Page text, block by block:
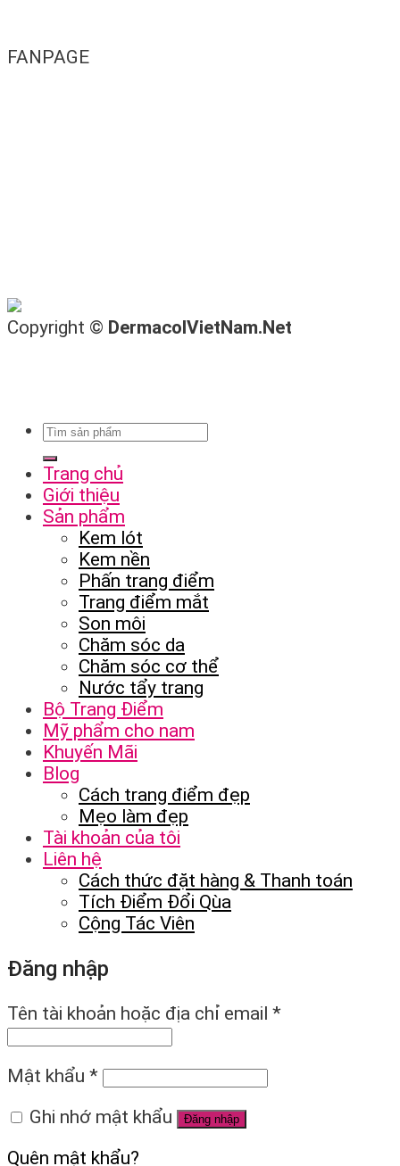
FANPAGE
Copyright © DermacolVietNam.Net
Trang chủ
Giới thiệu
Sản phẩm
Kem lót
Kem nền
Phấn trang điểm
Trang điểm mắt
Son môi
Chăm sóc da
Chăm sóc cơ thể
Nước tẩy trang
Bộ Trang Điểm
Mỹ phẩm cho nam
Khuyến Mãi
Blog
Cách trang điểm đẹp
Mẹo làm đẹp
Tài khoản của tôi
Liên hệ
Cách thức đặt hàng & Thanh toán
Tích Điểm Đổi Qùa
Cộng Tác Viên
Đăng nhập
Tên tài khoản hoặc địa chỉ email *
Mật khẩu *
Ghi nhớ mật khẩu
Đăng nhập
Quên mật khẩu?